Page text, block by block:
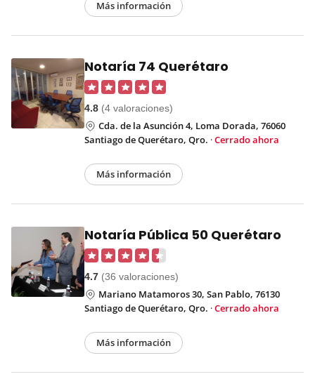
Más información
Notaría 74 Querétaro
4.8 (4 valoraciones)
Cda. de la Asunción 4, Loma Dorada, 76060
Santiago de Querétaro, Qro. ·Cerrado ahora
Más información
Notaría Pública 50 Querétaro
4.7 (36 valoraciones)
Mariano Matamoros 30, San Pablo, 76130
Santiago de Querétaro, Qro. ·Cerrado ahora
Más información